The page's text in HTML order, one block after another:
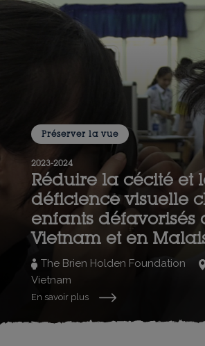
Préserver la vue
2023-2024
Réduire la cécité et
déficience visuelle
enfants défavorisés
Vietnam et en
The Brien Holden Foundation
Vietnam
En savoir plus